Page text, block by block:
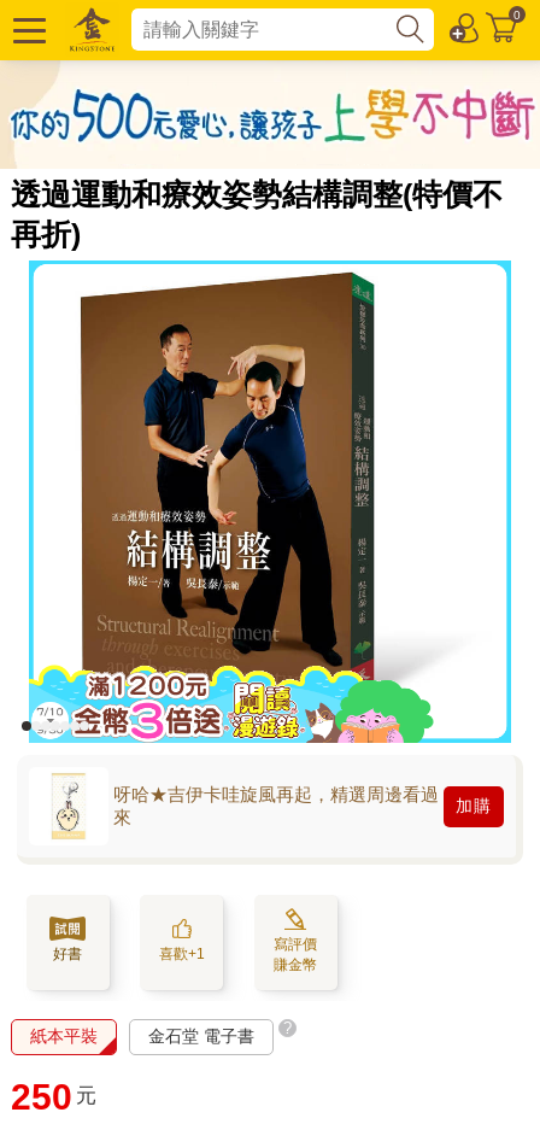
0
透過運動和療效姿勢結構調整(特價不
再折)
呀哈★吉伊卡哇旋風再起，精選周邊看過
來
加購
好書 喜歡+1
寫評價
賺金幣
紙本平裝 金石堂 電子書 ?
250 元